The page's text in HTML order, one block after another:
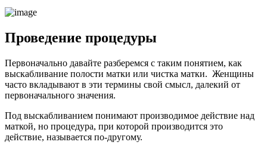
Проведение процедуры
Первоначально давайте разберемся с таким понятием, как
выскабливание полости матки или чистка матки. Женщины
часто вкладывают в эти термины свой смысл, далекий от
первоначального значения.
Под выскабливанием понимают производимое действие над
маткой, но процедура, при которой производится это
действие, называется по-другому.